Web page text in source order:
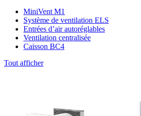
MiniVent M1
Système de ventilation ELS
Entrées d’air autoréglables
Ventilation centralisée
Caisson BC4
Tout afficher